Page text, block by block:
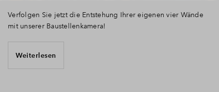
Verfolgen Sie jetzt die Entstehung Ihrer eigenen vier Wände
mit unserer Baustellenkamera!
Weiterlesen